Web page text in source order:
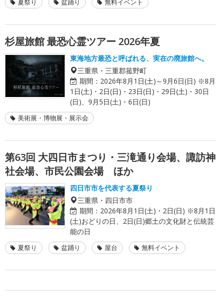
夏祭り 盆踊り 無料イベント
杉屋旅館 最恐心霊ツアー 2026年夏
東海地方最恐と呼ばれる、実在の廃旅館へ。
三重県・三重郡菰野町
期間： 2026年8月1日(土)～9月6日(日) ※8月
1日(土)・2日(日)・23日(日)・29日(土)・30日
(日)、9月5日(土)・6日(日)
美術展・博物展・展示会
第63回 大四日市まつり・三滝通り会場、諏訪神
社会場、市民公園会場 ほか
四日市市を代表する夏祭り
三重県・四日市市
期間： 2026年8月1日(土)・2日(日) ※8月1日
(土)おどりの日、2日(日)郷土の文化財と伝統芸
能の日
夏祭り 盆踊り 屋台 無料イベント